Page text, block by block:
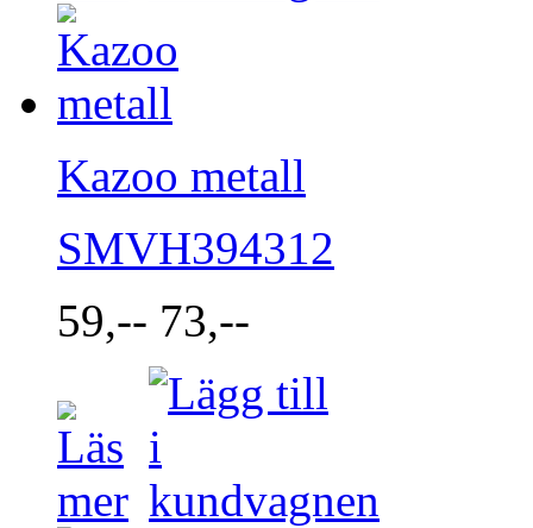
Kazoo metall
SMVH394312
59,-- 73,--